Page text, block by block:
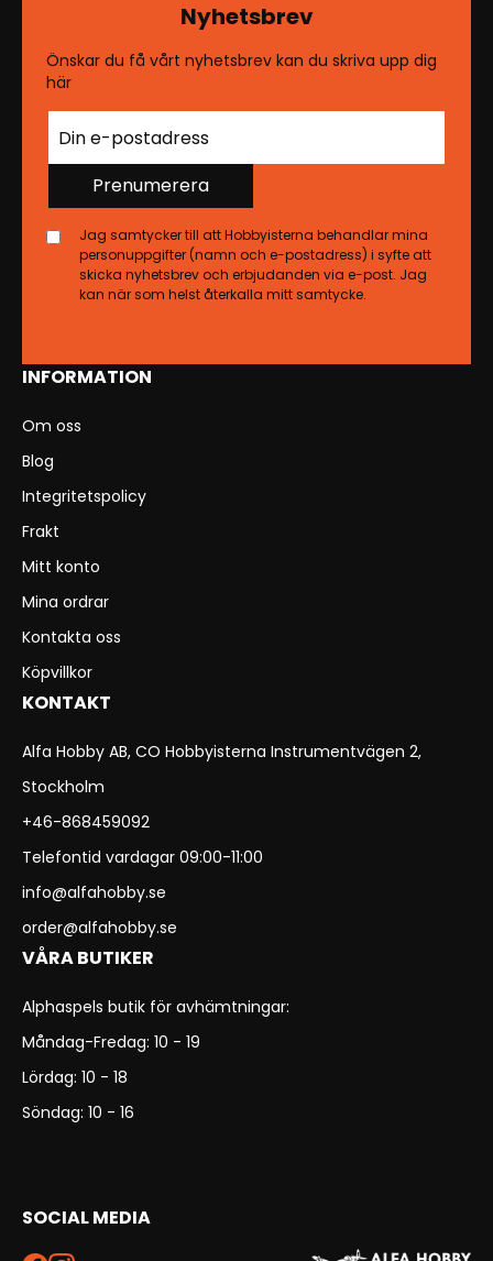
INFORMATION
Om oss
Blog
Integritetspolicy
Frakt
Mitt konto
Mina ordrar
Kontakta oss
Köpvillkor
KONTAKT
Alfa Hobby AB, CO Hobbyisterna Instrumentvägen 2,
Stockholm
+46-868459092
Telefontid vardagar 09:00-11:00
info@alfahobby.se
order@alfahobby.se
VÅRA BUTIKER
Alphaspels butik för avhämtningar:
Måndag-Fredag: 10 - 19
Lördag: 10 - 18
Söndag: 10 - 16
SOCIAL MEDIA
Nyhetsbrev
Önskar du få vårt nyhetsbrev kan du skriva upp dig
här
Prenumerera
Jag samtycker till att Hobbyisterna behandlar mina
personuppgifter (namn och e-postadress) i syfte att
skicka nyhetsbrev och erbjudanden via e-post. Jag
kan när som helst återkalla mitt samtycke.